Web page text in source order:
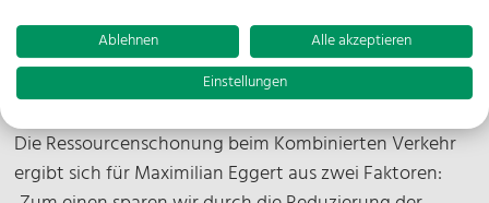
Maximilian Eggert.
2. KV schont Ressourcen:
Die Ressourcenschonung beim Kombinierten Verkehr
ergibt sich für Maximilian Eggert aus zwei Faktoren:
Ablehnen
Alle akzeptieren
Einstellungen